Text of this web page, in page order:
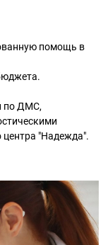
помощь в
по ДМС,
"Надежда".